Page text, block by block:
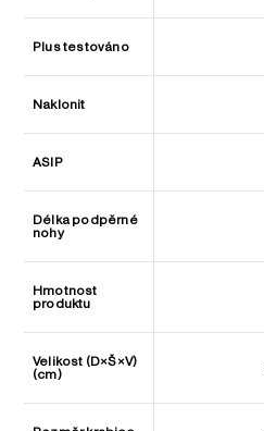
Plus testováno
Naklonit
ASIP
Délka podpěrné
nohy
Hmotnost
produktu
Velikost (D×Š×V)
(cm)